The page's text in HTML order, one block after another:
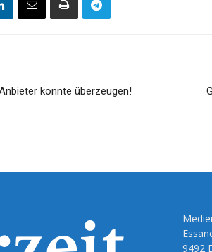
konnte überzeugen!
9492